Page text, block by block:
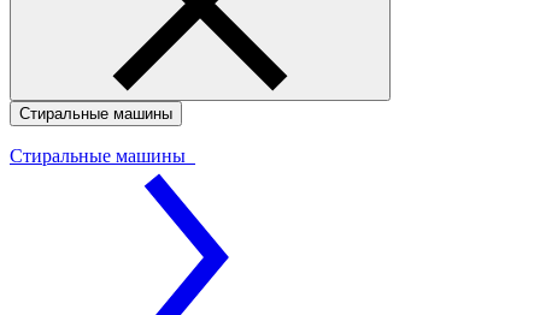
Стиральные машины
Стиральные машины